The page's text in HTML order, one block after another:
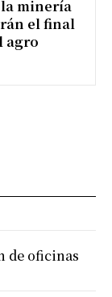
minería
el final
agro
de oficinas